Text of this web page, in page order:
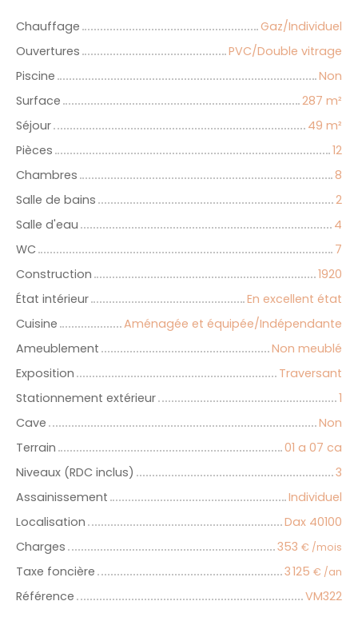
Chauffage
Gaz/Individuel
Ouvertures
PVC/Double vitrage
Piscine
Non
Surface
287 m²
Séjour
49 m²
Pièces
12
Chambres
8
Salle de bains
2
Salle d'eau
4
WC
7
Construction
1920
État intérieur
En excellent état
Cuisine
Aménagée et équipée/Indépendante
Ameublement
Non meublé
Exposition
Traversant
Stationnement extérieur
1
Cave
Non
Terrain
01 a 07 ca
Niveaux (RDC inclus)
3
Assainissement
Individuel
Localisation
Dax 40100
Charges
353 € /mois
Taxe foncière 3 125 € /an
Référence VM322